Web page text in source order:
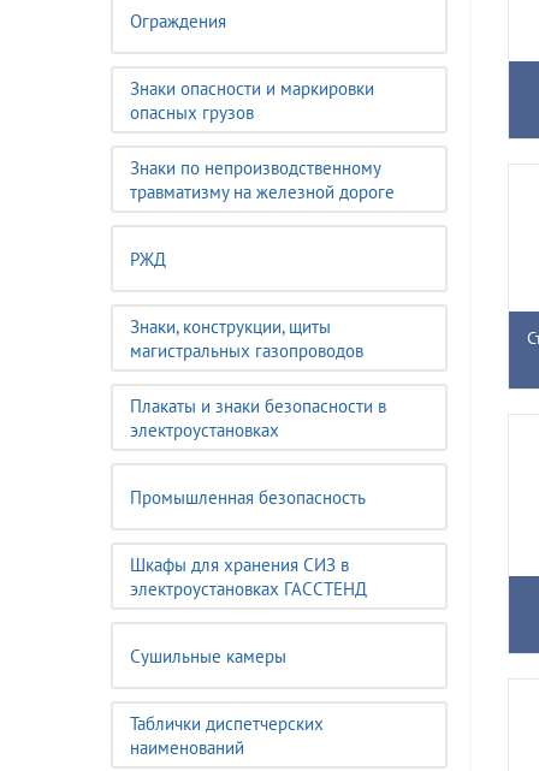
Ограждения
Знаки опасности и маркировки
опасных грузов
Знаки по непроизводственному
травматизму на железной дороге
РЖД
Знаки, конструкции, щиты
магистральных газопроводов
Плакаты и знаки безопасности в
электроустановках
Промышленная безопасность
Шкафы для хранения СИЗ в
электроустановках ГАССТЕНД
Сушильные камеры
Таблички диспетчерских
наименований